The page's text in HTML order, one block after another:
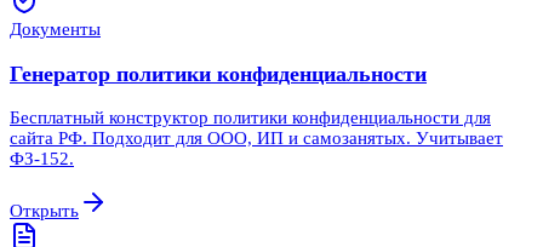
Документы
Генератор политики конфиденциальности
Бесплатный конструктор политики конфиденциальности для
сайта РФ. Подходит для ООО, ИП и самозанятых. Учитывает
ФЗ-152.
Открыть